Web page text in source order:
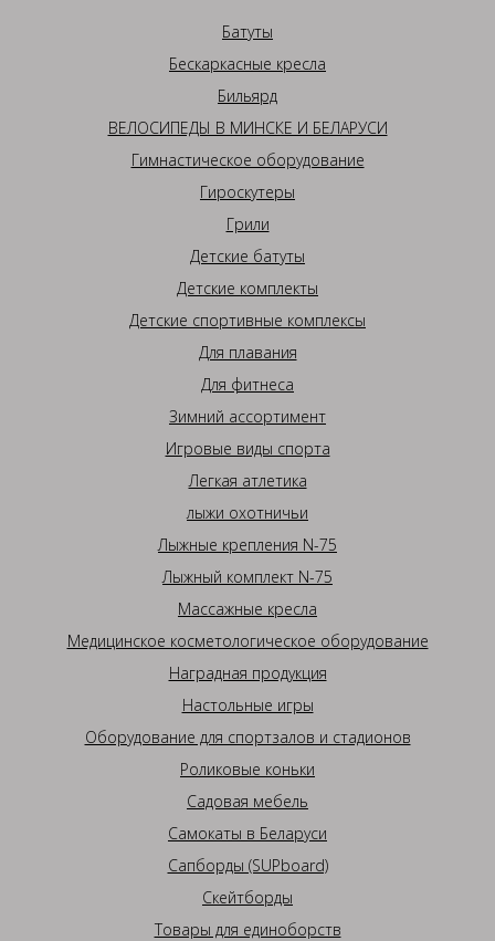
Батуты
Бескаркасные кресла
Бильярд
ВЕЛОСИПЕДЫ В МИНСКЕ И БЕЛАРУСИ
Гимнастическое оборудование
Гироскутеры
Грили
Детские батуты
Детские комплекты
Детские спортивные комплексы
Для плавания
Для фитнеса
Зимний ассортимент
Игровые виды спорта
Легкая атлетика
лыжи охотничьи
Лыжные крепления N-75
Лыжный комплект N-75
Массажные кресла
Медицинское косметологическое оборудование
Наградная продукция
Настольные игры
Оборудование для спортзалов и стадионов
Роликовые коньки
Садовая мебель
Самокаты в Беларуси
Сапборды (SUPboard)
Скейтборды
Товары для единоборств